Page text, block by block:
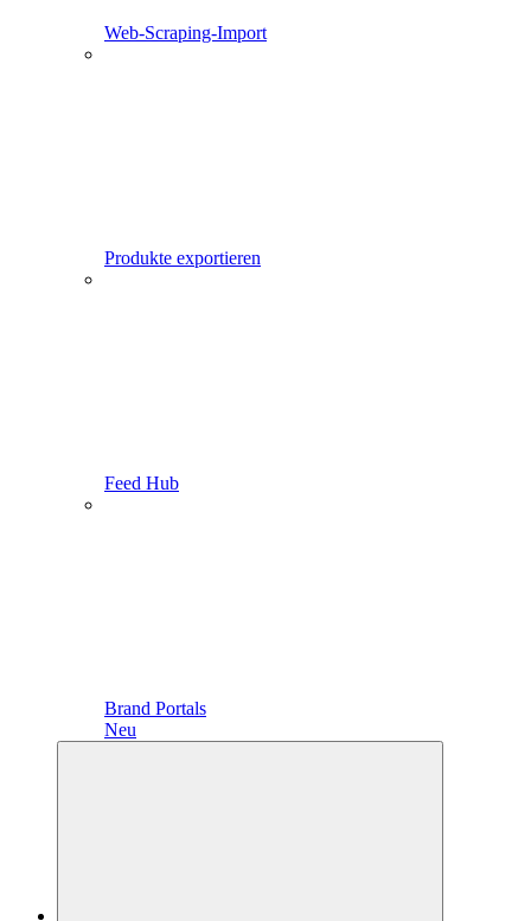
Web-Scraping-Import
Produkte exportieren
Feed Hub
Brand Portals
Neu